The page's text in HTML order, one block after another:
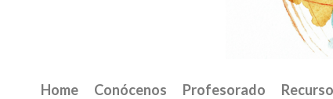
Home Conócenos Profesorado